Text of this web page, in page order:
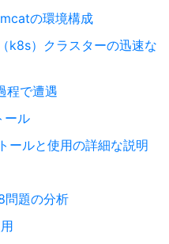
の環境構成
k8s）クラスターの迅速な
程で遭遇
ール
ールと使用の詳細な説明
問題の分析